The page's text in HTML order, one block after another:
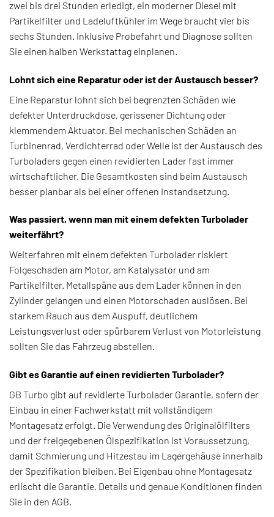
zwei bis drei Stunden erledigt, ein moderner Diesel mit
Partikelfilter und Ladeluftkühler im Wege braucht vier bis
sechs Stunden. Inklusive Probefahrt und Diagnose sollten
Sie einen halben Werkstattag einplanen.
Lohnt sich eine Reparatur oder ist der Austausch besser?
Eine Reparatur lohnt sich bei begrenzten Schäden wie
defekter Unterdruckdose, gerissener Dichtung oder
klemmendem Aktuator. Bei mechanischen Schäden an
Turbinenrad, Verdichterrad oder Welle ist der Austausch des
Turboladers gegen einen revidierten Lader fast immer
wirtschaftlicher. Die Gesamtkosten sind beim Austausch
besser planbar als bei einer offenen Instandsetzung.
Was passiert, wenn man mit einem defekten Turbolader
weiterfährt?
Weiterfahren mit einem defekten Turbolader riskiert
Folgeschaden am Motor, am Katalysator und am
Partikelfilter. Metallspäne aus dem Lader können in den
Zylinder gelangen und einen Motorschaden auslösen. Bei
starkem Rauch aus dem Auspuff, deutlichem
Leistungsverlust oder spürbarem Verlust von Motorleistung
sollten Sie das Fahrzeug abstellen.
Gibt es Garantie auf einen revidierten Turbolader?
GB Turbo gibt auf revidierte Turbolader Garantie, sofern der
Einbau in einer Fachwerkstatt mit vollständigem
Montagesatz erfolgt. Die Verwendung des Originalölfilters
und der freigegebenen Ölspezifikation ist Voraussetzung,
damit Schmierung und Hitzestau im Lagergehäuse innerhalb
der Spezifikation bleiben. Bei Eigenbau ohne Montagesatz
erlischt die Garantie. Details und genaue Konditionen finden
Sie in den AGB.